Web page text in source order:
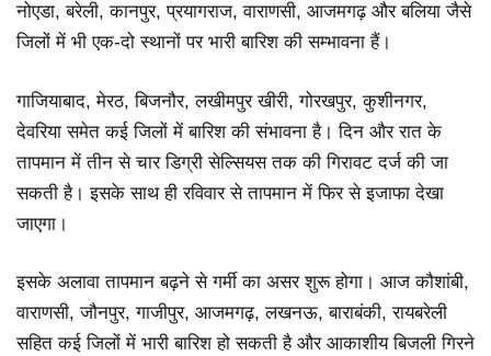
नोएडा, बरेली, कानपुर, प्रयागराज, वाराणसी, आजमगढ़ और बलिया जैसे
जिलों में भी एक-दो स्थानों पर भारी बारिश की सम्भावना हैं।
गाजियाबाद, मेरठ, बिजनौर, लखीमपुर खीरी, गोरखपुर, कुशीनगर,
देवरिया समेत कई जिलों में बारिश की संभावना है। दिन और रात के
तापमान में तीन से चार डिग्री सेल्सियस तक की गिरावट दर्ज की जा
सकती है। इसके साथ ही रविवार से तापमान में फिर से इजाफा देखा
जाएगा।
इसके अलावा तापमान बढ़ने से गर्मी का असर शुरू होगा। आज कौशांबी,
वाराणसी, जौनपुर, गाजीपुर, आजमगढ़, लखनऊ, बाराबंकी, रायबरेली
सहित कई जिलों में भारी बारिश हो सकती है और आकाशीय बिजली गिरने